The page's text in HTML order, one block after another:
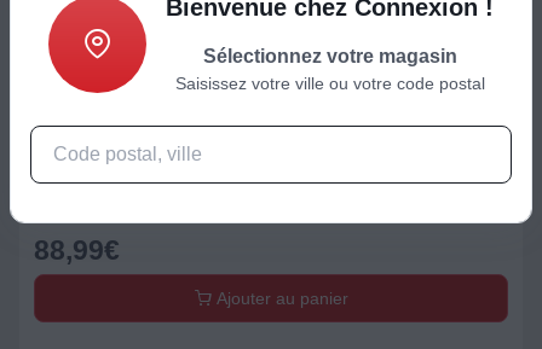
Hachoir / râpe
Râpe légumes électrique WMF Kitchen Minis Salad-to-go
88,99€
Ajouter au panier
Bienvenue chez Connexion !
Sélectionnez votre magasin
Saisissez votre ville ou votre code postal